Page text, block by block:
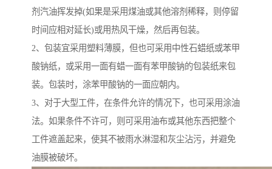
剂汽油挥发掉(如果是采用煤油或其他溶剂稀释，则停留
时间应相对延长)或用热风干燥，然后再包装。
2、包装宜采用塑料薄膜，但也可采用中性石蜡纸或苯甲
酸钠纸，或采用一面有蜡一面有苯甲酸钠的包装纸来包
装。包装时，涂苯甲酸钠的一面应朝内。
3、对于大型工件，在条件允许的情况下，也可采用涂油
法。如果条件不许可，则可采用油布或其他东西把整个
工件遮盖起来，使其不被雨水淋湿和灰尘沾污，并避免
油膜被破坏。